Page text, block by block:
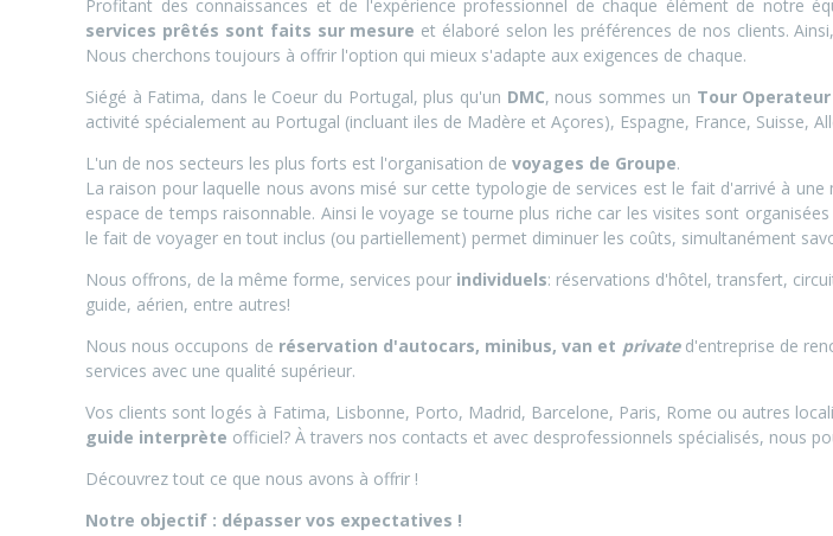
Profitant des connaissances et de l'expérience professionnel de chaque élément de notre
services prêtés sont faits sur mesure et élaboré selon les préférences de nos clients.
Nous cherchons toujours à offrir l'option qui mieux s'adapte aux exigences de chaque.
Siégé à Fatima, dans le Coeur du Portugal, plus qu'un DMC, nous sommes un Tour
activité spécialement au Portugal (incluant iles de Madère et Açores), Espagne, France, Suisse,
L'un de nos secteurs les plus forts est l'organisation de voyages de Groupe.
La raison pour laquelle nous avons misé sur cette typologie de services est le fait d'arrivé à
espace de temps raisonnable. Ainsi le voyage se tourne plus riche car les visites sont
le fait de voyager en tout inclus (ou partiellement) permet diminuer les coûts, simultanément
Nous offrons, de la même forme, services pour individuels: réservations d'hôtel, transfert,
guide, aérien, entre autres!
Nous nous occupons de réservation d'autocars, minibus, van et privated'entreprise de
services avec une qualité supérieur.
Vos clients sont logés à Fatima, Lisbonne, Porto, Madrid, Barcelone, Paris, Rome ou autres
guide interprète officiel? À travers nos contacts et avec desprofessionnels spécialisés, nous
Découvrez tout ce que nous avons à offrir !
Notre objectif : dépasser vos expectatives !